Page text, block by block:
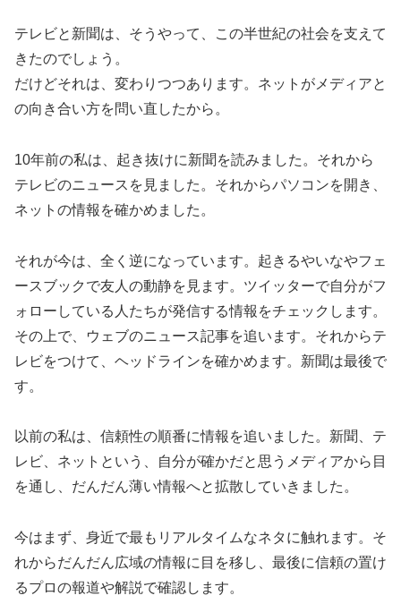
テレビと新聞は、そうやって、この半世紀の社会を支えて
きたのでしょう。
だけどそれは、変わりつつあります。ネットがメディアと
の向き合い方を問い直したから。
10年前の私は、起き抜けに新聞を読みました。それから
テレビのニュースを見ました。それからパソコンを開き、
ネットの情報を確かめました。
それが今は、全く逆になっています。起きるやいなやフェ
ースブックで友人の動静を見ます。ツイッターで自分がフ
ォローしている人たちが発信する情報をチェックします。
その上で、ウェブのニュース記事を追います。それからテ
レビをつけて、ヘッドラインを確かめます。新聞は最後で
す。
以前の私は、信頼性の順番に情報を追いました。新聞、テ
レビ、ネットという、自分が確かだと思うメディアから目
を通し、だんだん薄い情報へと拡散していきました。
今はまず、身近で最もリアルタイムなネタに触れます。そ
れからだんだん広域の情報に目を移し、最後に信頼の置け
るプロの報道や解説で確認します。